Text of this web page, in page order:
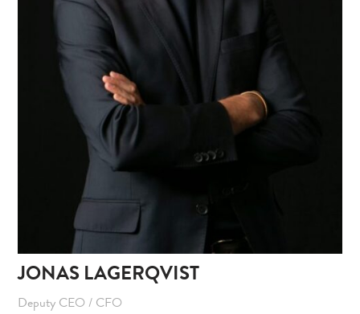
JONAS LAGERQVIST
Deputy CEO / CFO